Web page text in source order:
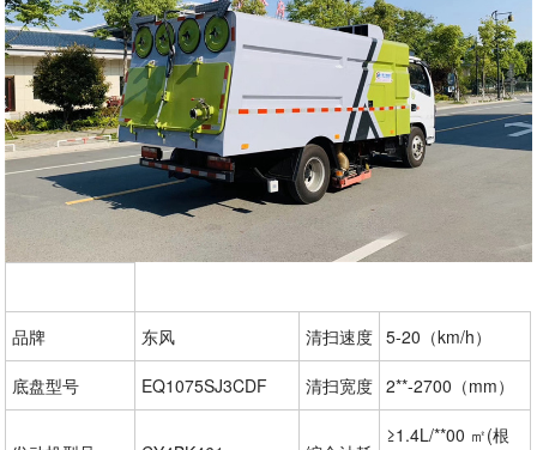
品牌 东风 清扫速度 5-20（km/h）
底盘型号 EQ1075SJ3CDF 清扫宽度 2**-2700（mm）
≥1.4L/**00 ㎡(根